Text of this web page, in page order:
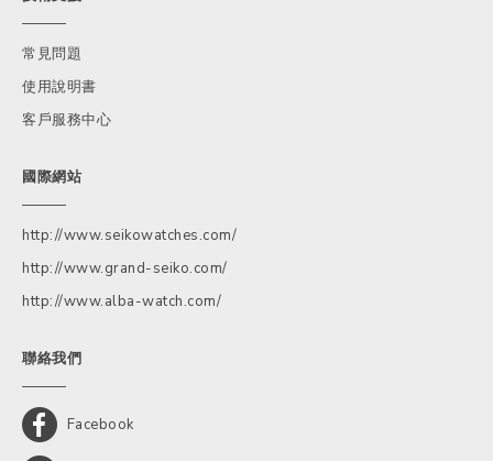
常見問題
使用說明書
客戶服務中心
國際網站
http://www.seikowatches.com/
http://www.grand-seiko.com/
http://www.alba-watch.com/
聯絡我們
Facebook